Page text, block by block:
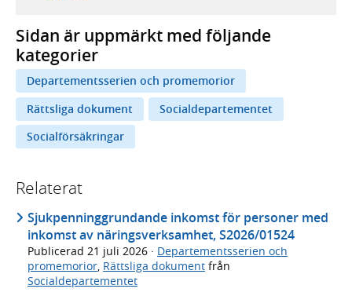
Sidan är uppmärkt med följande
kategorier
Departementsserien och promemorior
Rättsliga dokument
Socialdepartementet
Socialförsäkringar
Relaterat
Sjukpenninggrundande inkomst för personer med
inkomst av näringsverksamhet, S2026/01524
Publicerad 21 juli 2026 · Departementsserien och
promemorior Rättsliga dokument från
Socialdepartementet